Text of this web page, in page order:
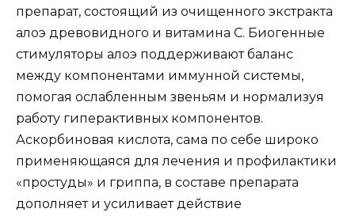
препарат, состоящий из очищенного экстракта
алоэ древовидного и витамина С. Биогенные
стимуляторы алоэ поддерживают баланс
между компонентами иммунной системы,
помогая ослабленным звеньям и нормализуя
работу гиперактивных компонентов.
Аскорбиновая кислота, сама по себе широко
применяющаяся для лечения и профилактики
«простуды» и гриппа, в составе препарата
дополняет и усиливает действие